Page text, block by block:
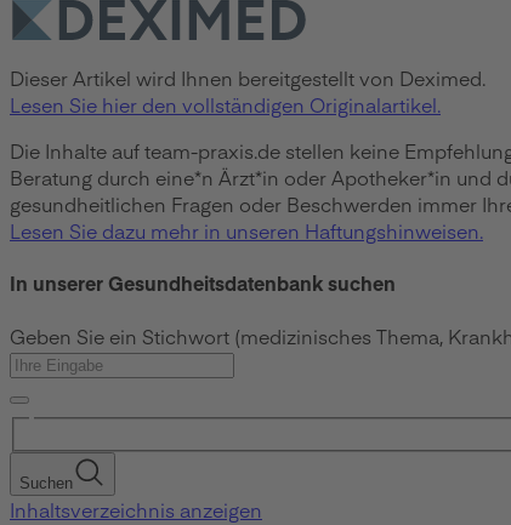
Dieser Artikel wird Ihnen bereitgestellt von Deximed.
Lesen Sie hier den vollständigen Originalartikel.
Die Inhalte auf team-praxis.de stellen keine
Beratung durch eine*n Ärzt*in oder Apotheker*in und
gesundheitlichen Fragen oder Beschwerden immer
Lesen Sie dazu mehr in unseren Haftungshinweisen.
In unserer Gesundheitsdatenbank suchen
Geben Sie ein Stichwort (medizinisches Thema,
Suchen
Inhaltsverzeichnis anzeigen